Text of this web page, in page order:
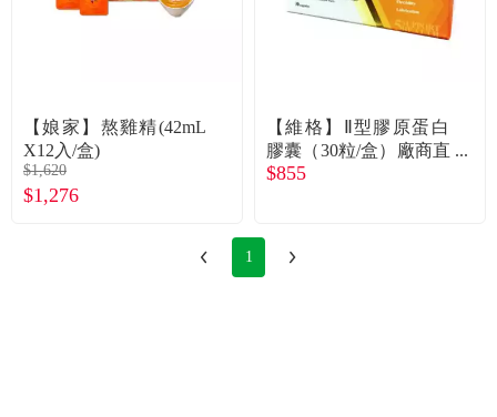
優惠活動
關於我們
【娘家】熬雞精(42mL
X12入/盒)
$1,620
$1,276
【維格】Ⅱ型膠原蛋白
膠囊（30粒/盒）廠商直
送
$855
1